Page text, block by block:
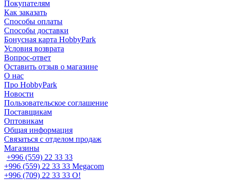
Покупателям
Как заказать
Способы оплаты
Способы доставки
Бонусная карта HobbyPark
Условия возврата
Вопрос-ответ
Оставить отзыв о магазине
О нас
Про HobbyPark
Новости
Пользовательское соглашение
Поставщикам
Оптовикам
Общая информация
Связаться с отделом продаж
Магазины
+996 (559) 22 33 33
+996 (559) 22 33 33 Megacom
+996 (709) 22 33 33 O!